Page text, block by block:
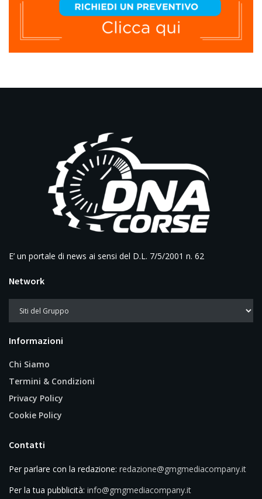
E’ un portale di news ai sensi del D.L. 7/5/2001 n. 62
Network
Informazioni
Chi Siamo
Termini & Condizioni
Privacy Policy
Cookie Policy
Contatti
Per parlare con la redazione: redazione@gmgmediacompany.it
Per la tua pubblicità: info@gmgmediacompany.it